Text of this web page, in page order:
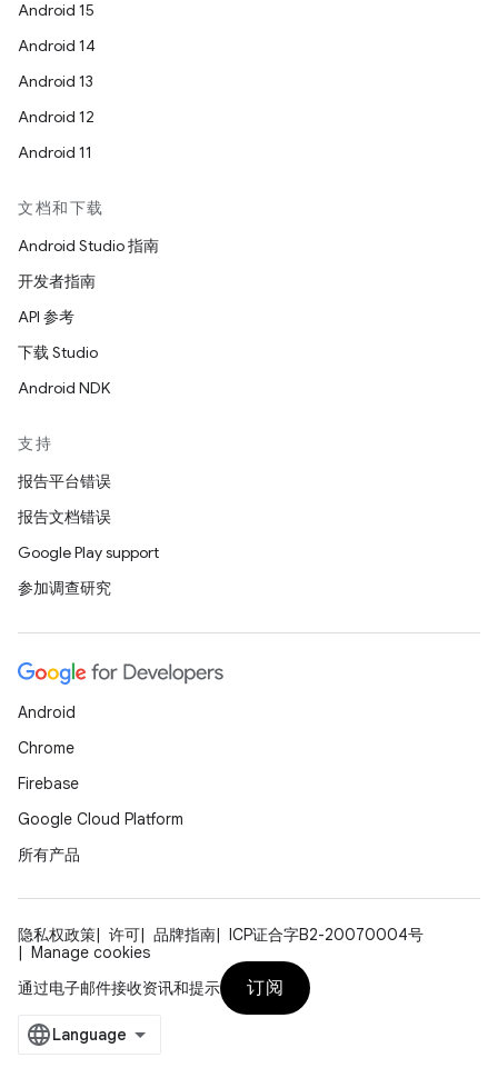
Android 15
Android 14
Android 13
Android 12
Android 11
文档和下载
Android Studio 指南
开发者指南
API 参考
下载 Studio
Android NDK
支持
报告平台错误
报告文档错误
Google Play support
参加调查研究
Android
Chrome
Firebase
Google Cloud Platform
所有产品
隐私权政策 许可 品牌指南
ICP证合字B2-20070004号
Manage cookies
通过电子邮件接收资讯和提示
订阅